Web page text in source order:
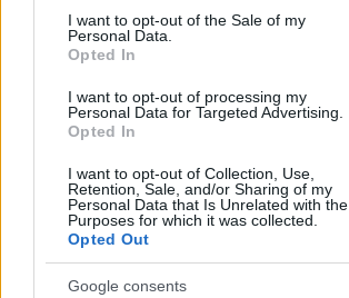
consent section.
I want to opt-out of the Sale of my
Personal Data.
Opted In
I want to opt-out of processing my
Personal Data for Targeted Advertising.
Opted In
I want to opt-out of Collection, Use,
Retention, Sale, and/or Sharing of my
Personal Data that Is Unrelated with the
Purposes for which it was collected.
Opted Out
Google consents